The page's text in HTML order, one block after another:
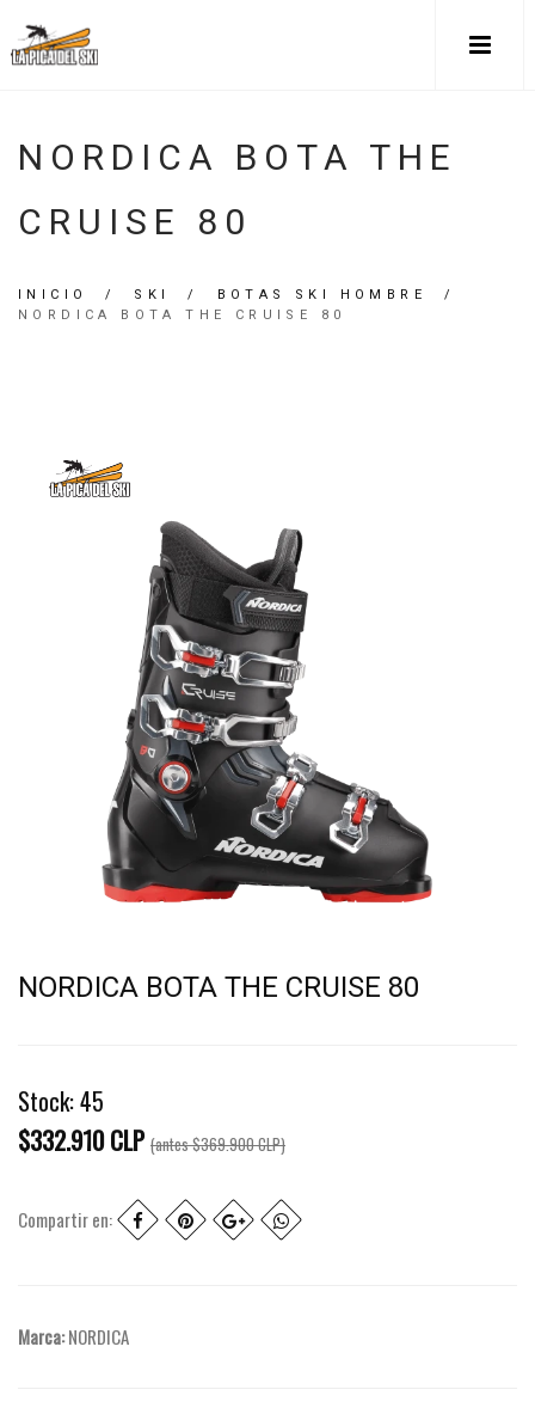
NORDICA BOTA THE
CRUISE 80
INICIO / SKI / BOTAS SKI HOMBRE
/
NORDICA BOTA THE CRUISE 80
NORDICA BOTA THE CRUISE 80
Stock:45
$332.910 CLP (antes$369.900 CLP)
Compartir en:
Marca:NORDICA